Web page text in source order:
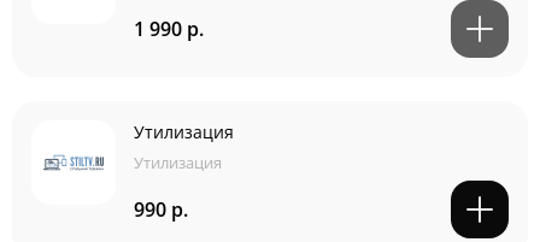
1 990 р.
Утилизация
Утилизация
990 р.